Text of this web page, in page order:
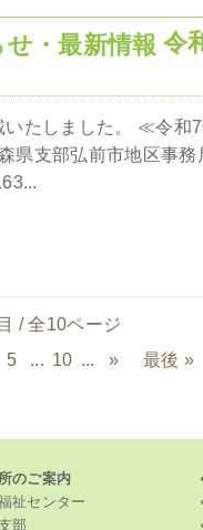
令
いたしました。 ≪令和
支部弘前市地区事務
/ 全10ページ
5 ... 10 ... » 最後 »
のご案内
祉センター
部